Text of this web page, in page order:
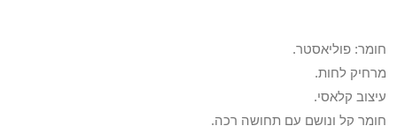
חומר: פוליאסטר.
מרחיק לחות.
עיצוב קלאסי.
חומר קל ונושם עם תחושה רכה.